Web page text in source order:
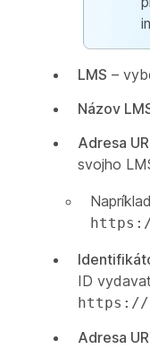
LMS –
Názov
Adresa
svojho
Napríklad
ID
https://
Adresa